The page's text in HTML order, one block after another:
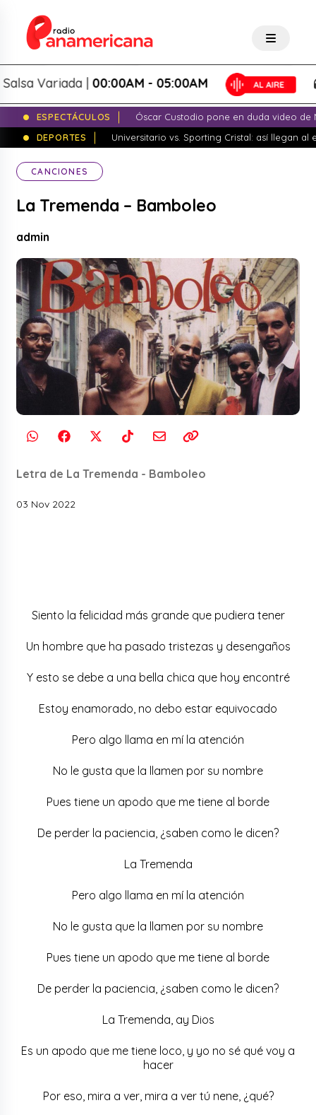
Variada |00:00AM - 05:00AM
ESPECTÁCULOS
Óscar Custodio pone en duda video de
DEPORTES
Universitario vs. Sporting Cristal: así llegan al
CANCIONES
La Tremenda – Bamboleo
admin
Letra de La Tremenda - Bamboleo
03 Nov 2022
Siento la felicidad más grande que pudiera tener
Un hombre que ha pasado tristezas y desengaños
Y esto se debe a una bella chica que hoy encontré
Estoy enamorado, no debo estar equivocado
Pero algo llama en mí la atención
No le gusta que la llamen por su nombre
Pues tiene un apodo que me tiene al borde
De perder la paciencia, ¿saben como le dicen?
La Tremenda
Pero algo llama en mí la atención
No le gusta que la llamen por su nombre
Pues tiene un apodo que me tiene al borde
De perder la paciencia, ¿saben como le dicen?
La Tremenda, ay Dios
Es un apodo que me tiene loco, y yo no sé qué voy a
hacer
Por eso, mira a ver, mira a ver tú nene, ¿qué?